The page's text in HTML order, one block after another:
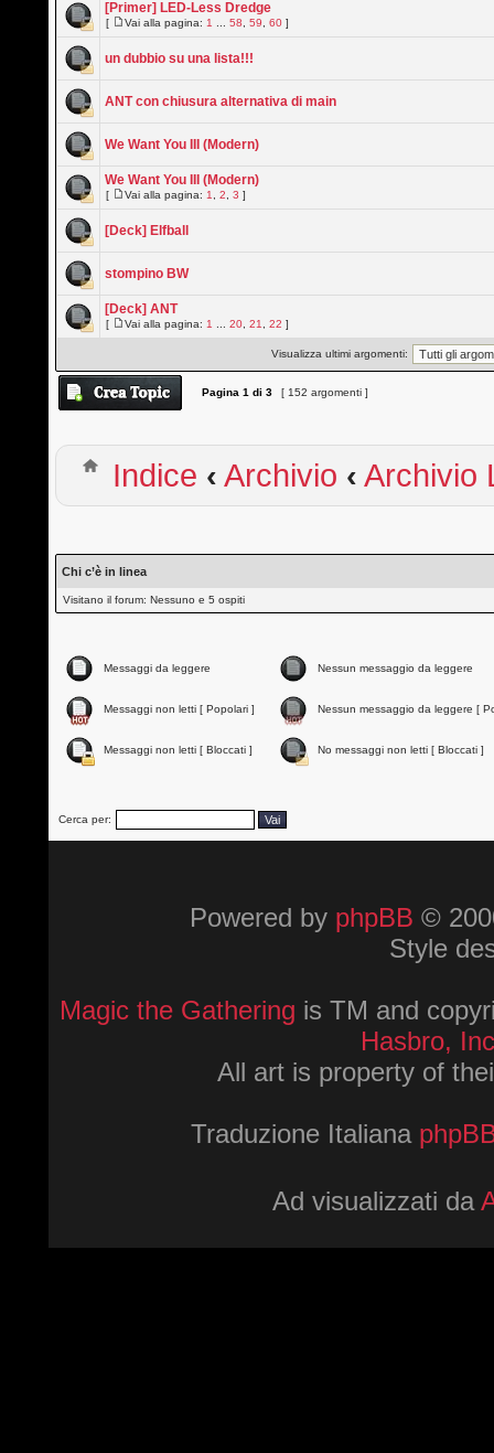
[Primer] LED-Less Dredge
[ Vai alla pagina: 1 ...58 ,59 ,60 ]
un dubbio su una lista!!!
ANT con chiusura alternativa di main
We Want You III (Modern)
We Want You III (Modern)
[ Vai alla pagina: 1 ,2 ,3 ]
[Deck] Elfball
stompino BW
[Deck] ANT
[ Vai alla pagina: 1 ...20 ,21 ,22 ]
Visualizza ultimi argomenti:
Pagina1 di3 [ 152 argomenti ]
Indice ‹ Archivio ‹ Archivio
Chi c’è in linea
Visitano il forum: Nessuno e 5 ospiti
Messaggi da leggere Nessun messaggio da leggere
Messaggi non letti [ Popolari ] Nessun messaggio da leggere [
Messaggi non letti [ Bloccati ] No messaggi non letti [ Bloccati ]
Cerca per:
Powered by phpBB ©
Style
Magic the Gathering is TM and
Hasbro,
All art is property of
Traduzione Italiana
Ad visualizzati da